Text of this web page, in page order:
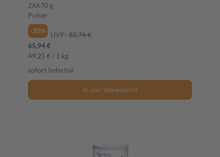
2X670 g
Pulver
-20%
UVP: 82,76 €
65,94 €
49,21 € / 1 kg
sofort lieferbar
In den Warenkorb